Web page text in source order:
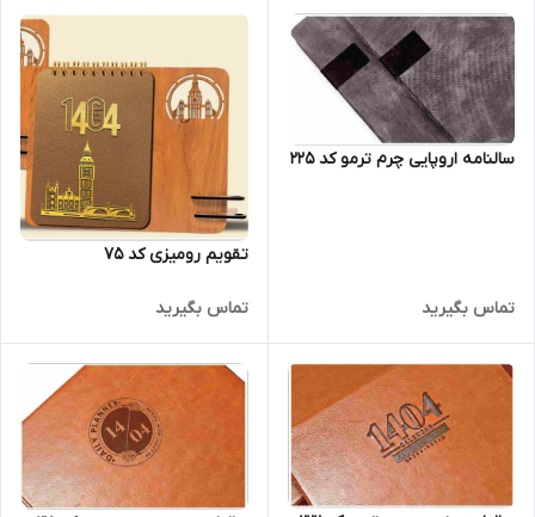
سالنامه اروپایی چرم ترمو کد 225
تماس بگیرید
تقویم رومیزی کد 75
تماس بگیرید